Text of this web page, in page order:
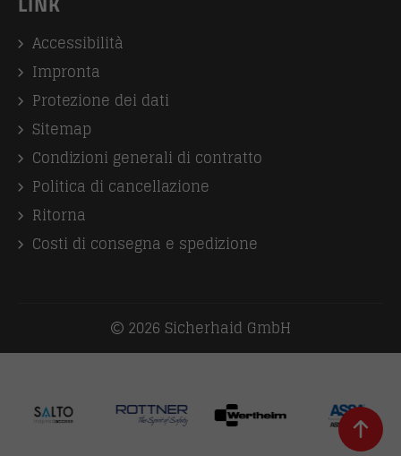
Accessibilità
Impronta
Protezione dei dati
Sitemap
Condizioni generali di contratto
Politica di cancellazione
Ritorna
Costi di consegna e spedizione
2026 Sicherhaid GmbH